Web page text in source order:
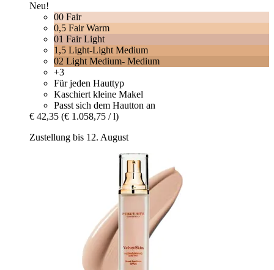
Neu!
00 Fair
0,5 Fair Warm
01 Fair Light
1,5 Light-Light Medium
02 Light Medium- Medium
+3
Für jeden Hauttyp
Kaschiert kleine Makel
Passt sich dem Hautton an
€ 42,35 (€ 1.058,75 / l)
Zustellung bis 12. August